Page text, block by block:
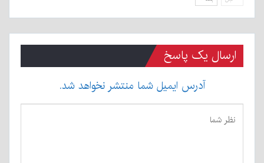
ارسال یک پاسخ
آدرس ایمیل شما منتشر نخواهد شد.